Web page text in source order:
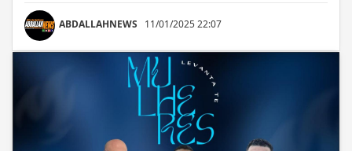
ABDALLAHNEWS 11/01/2025 22:07